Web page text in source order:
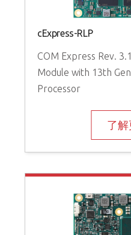
cExpress-RLP
COM Express Rev.
Module with 13th
Processor
了解